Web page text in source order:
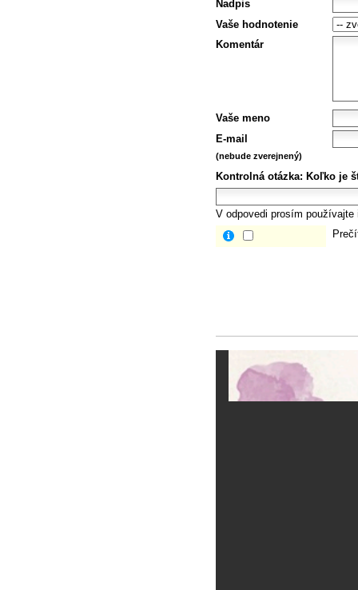
Nadpis
Vaše hodnotenie
Komentár
Vaše meno
E-mail
(nebude zverejnený)
Kontrolná otázka: Koľko je
V odpovedi prosím